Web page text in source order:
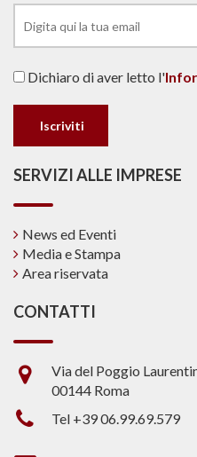
Dichiaro di aver letto l'
SERVIZI ALLE IMPRESE
News ed Eventi
Media e Stampa
Area riservata
CONTATTI
Via del Poggio
00144 Roma
Tel +39 06.99.69.579